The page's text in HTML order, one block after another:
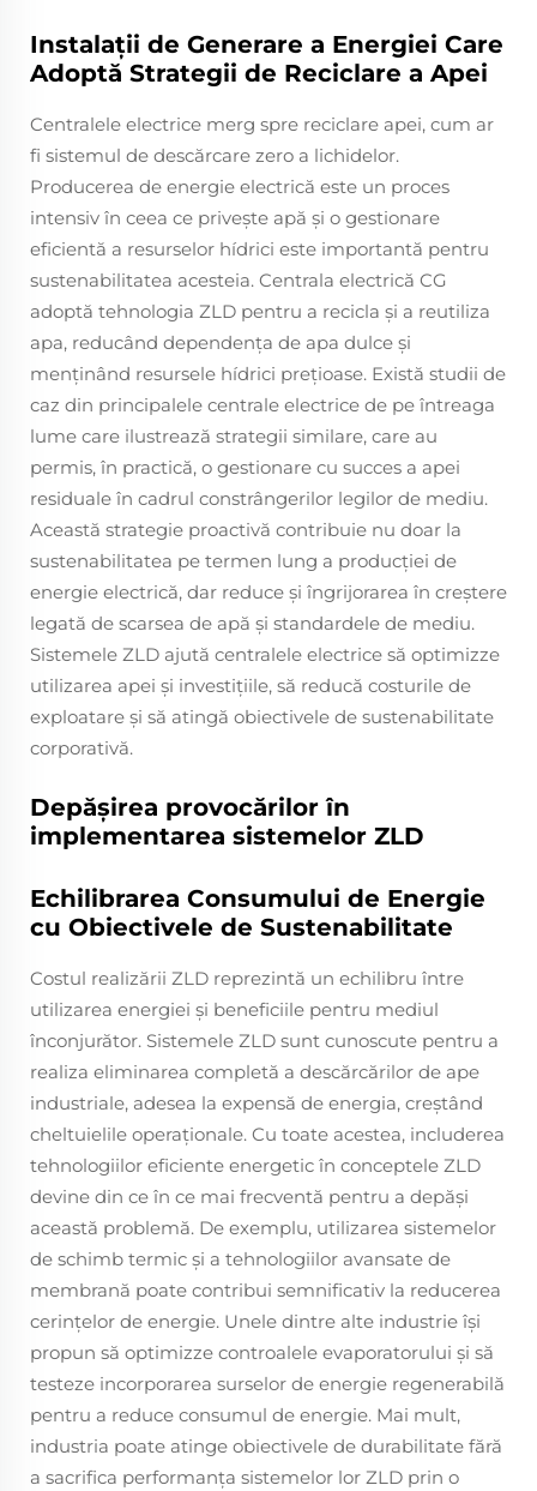
Instalații de Generare a Energiei Care
Adoptă Strategii de Reciclare a Apei
Centralele electrice merg spre reciclare apei, cum ar
fi sistemul de descărcare zero a lichidelor.
Producerea de energie electrică este un proces
intensiv în ceea ce privește apă și o gestionare
eficientă a resurselor hídrici este importantă pentru
sustenabilitatea acesteia. Centrala electrică CG
adoptă tehnologia ZLD pentru a recicla și a reutiliza
apa, reducând dependența de apa dulce și
menținând resursele hídrici prețioase. Există studii de
caz din principalele centrale electrice de pe întreaga
lume care ilustrează strategii similare, care au
permis, în practică, o gestionare cu succes a apei
residuale în cadrul constrângerilor legilor de mediu.
Această strategie proactivă contribuie nu doar la
sustenabilitatea pe termen lung a producției de
energie electrică, dar reduce și îngrijorarea în creștere
legată de scarsea de apă și standardele de mediu.
Sistemele ZLD ajută centralele electrice să optimizze
utilizarea apei și investițiile, să reducă costurile de
exploatare și să atingă obiectivele de sustenabilitate
corporativă.
Depășirea provocărilor în
implementarea sistemelor ZLD
Echilibrarea Consumului de Energie
cu Obiectivele de Sustenabilitate
Costul realizării ZLD reprezintă un echilibru între
utilizarea energiei și beneficiile pentru mediul
înconjurător. Sistemele ZLD sunt cunoscute pentru a
realiza eliminarea completă a descărcărilor de ape
industriale, adesea la expensă de energia, creștând
cheltuielile operaționale. Cu toate acestea, includerea
tehnologiilor eficiente energetic în conceptele ZLD
devine din ce în ce mai frecventă pentru a depăși
această problemă. De exemplu, utilizarea sistemelor
de schimb termic și a tehnologiilor avansate de
membrană poate contribui semnificativ la reducerea
cerințelor de energie. Unele dintre alte industrie își
propun să optimizze controalele evaporatorului și să
testeze incorporarea surselor de energie regenerabilă
pentru a reduce consumul de energie. Mai mult,
industria poate atinge obiectivele de durabilitate fără
a sacrifica performanța sistemelor lor ZLD prin o